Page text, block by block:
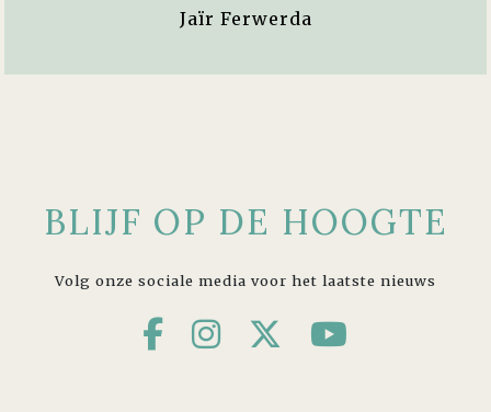
Jaïr Ferwerda
BLIJF OP DE HOOGTE
Volg onze sociale media voor het laatste nieuws